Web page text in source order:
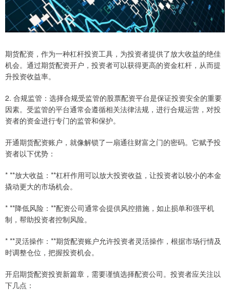
期货配资，作为一种杠杆投资工具，为投资者提供了放大收益的绝佳
机会。通过期货配资开户，投资者可以获得更高的资金杠杆，从而提
升投资收益率。
2. 合规监管：选择合规受监管的股票配资平台是保证投资安全的重要
因素。受监管的平台通常会遵循相关法律法规，进行合规运营，对投
资者的资金进行专门的监管和保护。
开通期货配资账户，就像解锁了一扇通往财富之门的密码。它赋予投
资者以下优势：
* **放大收益：**杠杆作用可以放大投资收益，让投资者以较小的本金
撬动更大的市场机会。
* **降低风险：**配资公司通常会提供风控措施，如止损单和强平机
制，帮助投资者控制风险。
* **灵活操作：**期货配资账户允许投资者灵活操作，根据市场行情及
时调整仓位，把握投资机会。
开启期货配资投资新篇章，需要谨慎选择配资公司。投资者应关注以
下几点：